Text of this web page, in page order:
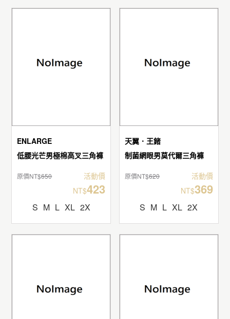
ENLARGE
低腰光芒男極棉高叉三角褲
原價NT$650
活動價
NT$423
S M L XL 2X
天翼．王鍺
制菌網眼男莫代爾三角褲
原價NT$620
活動價
NT$369
S M L XL 2X